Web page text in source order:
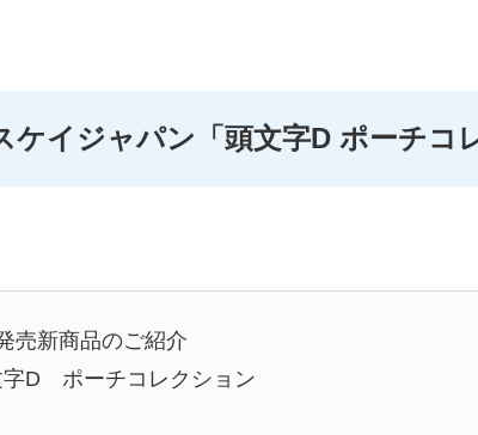
ケイジャパン「頭文字D ポーチコ
売新商品のご紹介
字D ポーチコレクション